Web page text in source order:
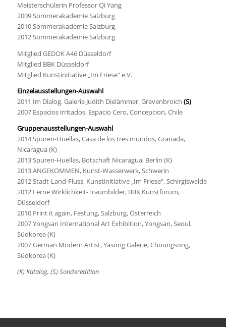
Meisterschülerin Professor Qi Yang
2009 Sommerakademie Salzburg
2010 Sommerakademie Salzburg
2012 Sommerakademie Salzburg
Mitglied GEDOK A46 Düsseldorf
Mitglied BBK Düsseldorf
Mitglied Kunstinitiative „Im Friese“ e.V.
Einzelausstellungen-Auswahl
2011 Im Dialog, Galerie Judith Dielämmer, Grevenbroich (S)
2007 Espacios irritados, Espacio Cero, Concepcion, Chile
Gruppenausstellungen-Auswahl
2014 Spuren-Huellas, Casa de los tres mundos, Granada,
Nicaragua (K)
2013 Spuren-Huellas, Botschaft Nicaragua, Berlin (K)
2013 ANGEKOMMEN, Kunst-Wasserwerk, Schwerin
2012 Stadt-Land-Fluss, Kunstinitiative „Im Friese“, Schirgiswalde
2012 Ferne Wirklichkeit-Traumbilder, BBK Kunstforum,
Düsseldorf
2010 Print it again, Festung, Salzburg, Österreich
2007 Yongsan International Art Exhibition, Yongsan, Seoul,
Südkorea (K)
2007 German Modern Artist, Yasong Galerie, Choungsong,
Südkorea (K)
(K) Katalog, (S) Sonderedition